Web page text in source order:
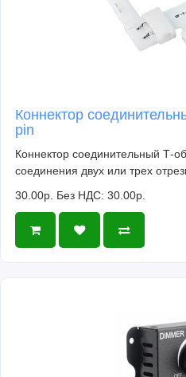
Коннектор
pin
Коннектор соединительный Т-
соединения двух или трех
30.00р. Без НДС: 30.00р.